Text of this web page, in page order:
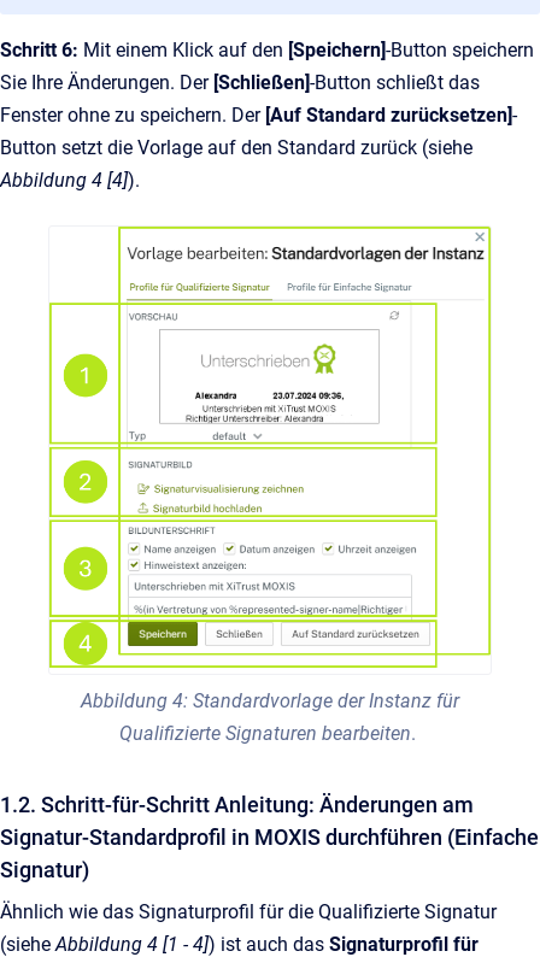
Schritt 6: Mit einem Klick auf den [Speichern]-Button speichern
Sie Ihre Änderungen. Der [Schließen]-Button schließt das
Fenster ohne zu speichern. Der [Auf Standard zurücksetzen]-
Button setzt die Vorlage auf den Standard zurück (siehe
Abbildung 4 [4]).
Abbildung 4: Standardvorlage der Instanz für
Qualifizierte Signaturen bearbeiten.
1.2. Schritt-für-Schritt Anleitung: Änderungen am
Signatur-Standardprofil in MOXIS durchführen (Einfache
Signatur)
Ähnlich wie das Signaturprofil für die Qualifizierte Signatur
(siehe Abbildung 4 [1 - 4]) ist auch das Signaturprofil für